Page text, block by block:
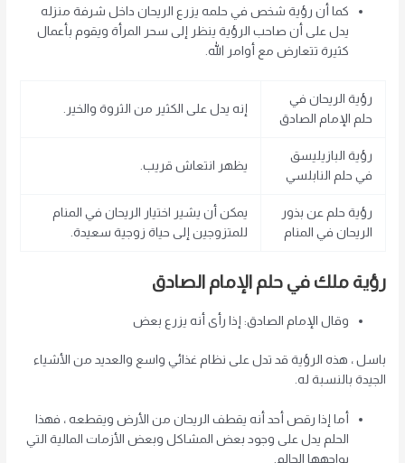
كما أن رؤية شخص في حلمه يزرع الريحان داخل شرفة منزله
يدل على أن صاحب الرؤية ينظر إلى سحر المرأة ويقوم بأعمال
كثيرة تتعارض مع أوامر الله.
رؤية الريحان في
حلم الإمام الصادق
إنه يدل على الكثير من الثروة والخير.
رؤية البازيليسق
في حلم النابلسي
يظهر انتعاش قريب.
رؤية حلم عن بذور
الريحان في المنام
يمكن أن يشير اختيار الريحان في المنام
للمتزوجين إلى حياة زوجية سعيدة.
رؤية ملك في حلم الإمام الصادق
وقال الإمام الصادق: إذا رأى أنه يزرع بعض
باسل ، هذه الرؤية قد تدل على نظام غذائي واسع والعديد من الأشياء
الجيدة بالنسبة له.
أما إذا رقص أحد أنه يقطف الريحان من الأرض ويقطعه ، فهذا
الحلم يدل على وجود بعض المشاكل وبعض الأزمات المالية التي
يواجهها الحالم.